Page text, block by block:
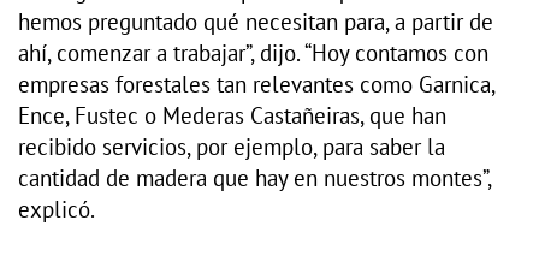
hemos preguntado qué necesitan para, a partir de
ahí, comenzar a trabajar”, dijo. “Hoy contamos con
empresas forestales tan relevantes como Garnica,
Ence, Fustec o Mederas Castañeiras, que han
recibido servicios, por ejemplo, para saber la
cantidad de madera que hay en nuestros montes”,
explicó.